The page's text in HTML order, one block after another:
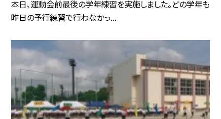
本日、運動会前最後の学年練習を実施しました。どの学年も
昨日の予行練習で行わなかっ...